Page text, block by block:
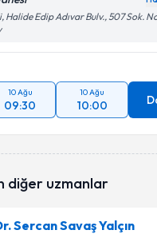
Halide Edip Adıvar Bulv., 507 Sok.
10 Ağu
09:30
10 Ağu
10:00
diğer uzmanlar
Sercan Savaş Yalçın